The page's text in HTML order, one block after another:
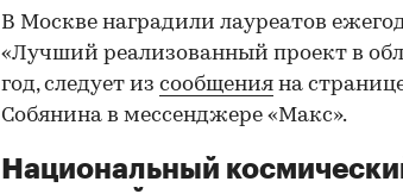
В Москве наградили лауреатов
«Лучший реализованный проект в
год, следует из сообщения на
Собянина в мессенджере «Макс».
Национальный